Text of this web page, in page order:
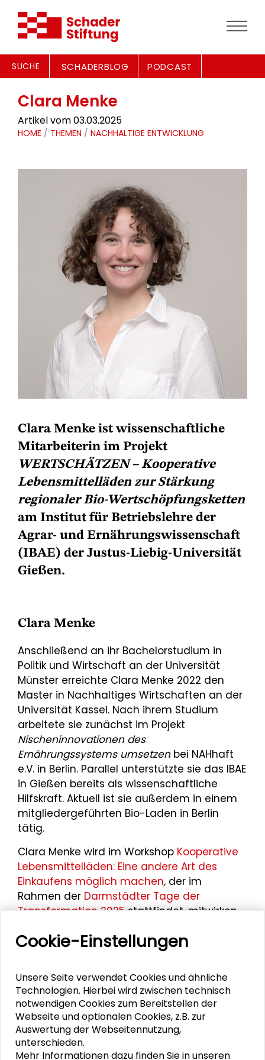
SUCHE SCHADERBLOG PODCAST
Clara Menke
Artikel vom 03.03.2025
HOME / THEMEN / NACHHALTIGE ENTWICKLUNG
Clara Menke ist wissenschaftliche
Mitarbeiterin im Projekt
WERTSCHÄTZEN – Kooperative
Lebensmittelläden zur Stärkung
regionaler Bio-Wertschöpfungsketten
am Institut für Betriebslehre der
Agrar- und Ernährungswissenschaft
(IBAE) der Justus-Liebig-Universität
Gießen.
Clara Menke
Anschließend an ihr Bachelorstudium in
Politik und Wirtschaft an der Universität
Münster erreichte Clara Menke 2022 den
Master in Nachhaltiges Wirtschaften an der
Universität Kassel. Nach ihrem Studium
arbeitete sie zunächst im Projekt
Nischeninnovationen des
Ernährungssystems umsetzen bei NAHhaft
e.V. in Berlin. Parallel unterstützte sie das IBAE
in Gießen bereits als wissenschaftliche
Hilfskraft. Aktuell ist sie außerdem in einem
mitgliedergeführten Bio-Laden in Berlin
tätig.
Clara Menke wird im Workshop Kooperative
Lebensmittelläden: Eine andere Art des
Einkaufens möglich machen, der im
Rahmen der Darmstädter Tage der
Transformation 2025stattfindet, mitwirken
Lebensmittelläden geben.
Personen im Kontext
Matthias Kasper
Kristina Gruber
Cookie-Einstellungen
Unsere Seite verwendet Cookies und ähnliche
Technologien. Hierbei wird zwischen technisch
notwendigen Cookies zum Bereitstellen der
Webseite und optionalen Cookies, z.B. zur
Auswertung der Webseitennutzung,
unterschieden.
Mehr Informationen dazu finden Sie in unseren